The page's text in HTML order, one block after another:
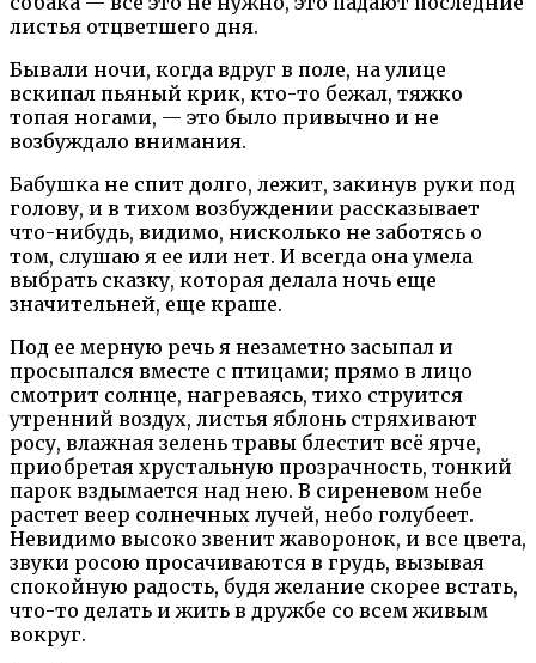
листья отцветшего дня.
Бывали ночи, когда вдруг в поле, на улице
вскипал пьяный крик, кто-то бежал, тяжко
топая ногами, — это было привычно и не
возбуждало внимания.
Бабушка не спит долго, лежит, закинув руки под
голову, и в тихом возбуждении рассказывает
что-нибудь, видимо, нисколько не заботясь о
том, слушаю я ее или нет. И всегда она умела
выбрать сказку, которая делала ночь еще
значительней, еще краше.
Под ее мерную речь я незаметно засыпал и
просыпался вместе с птицами; прямо в лицо
смотрит солнце, нагреваясь, тихо струится
утренний воздух, листья яблонь стряхивают
росу, влажная зелень травы блестит всё ярче,
приобретая хрустальную прозрачность, тонкий
парок вздымается над нею. В сиреневом небе
растет веер солнечных лучей, небо голубеет.
Невидимо высоко звенит жаворонок, и все цвета,
звуки росою просачиваются в грудь, вызывая
спокойную радость, будя желание скорее встать,
что-то делать и жить в дружбе со всем живым
вокруг.